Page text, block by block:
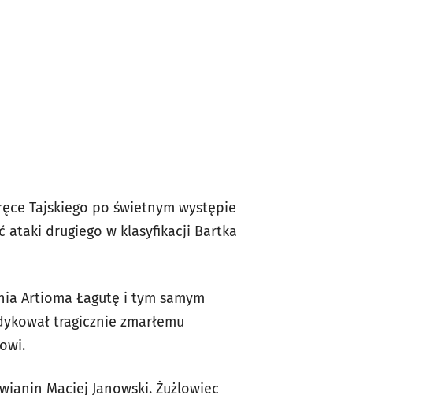
Tajskiego po świetnym występie
ataki drugiego w klasyfikacji Bartka
Artioma Łagutę i tym samym
tragicznie zmarłemu
Maciej Janowski. Żużlowiec